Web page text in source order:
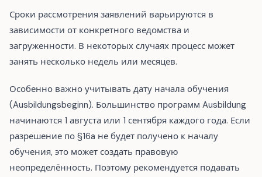
Сроки рассмотрения заявлений варьируются в
зависимости от конкретного ведомства и
загруженности. В некоторых случаях процесс может
занять несколько недель или месяцев.
Особенно важно учитывать дату начала обучения
(Ausbildungsbeginn). Большинство программ Ausbildung
начинаются 1 августа или 1 сентября каждого года. Если
разрешение по §16a не будет получено к началу
обучения, это может создать правовую
неопределённость. Поэтому рекомендуется подавать